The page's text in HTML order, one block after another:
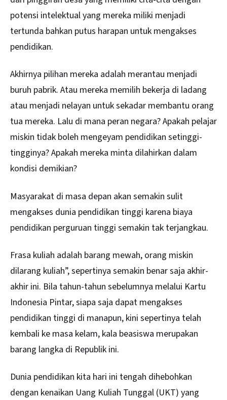
potensi intelektual yang mereka miliki menjadi
tertunda bahkan putus harapan untuk mengakses
pendidikan.
Akhirnya pilihan mereka adalah merantau menjadi
buruh pabrik. Atau mereka memilih bekerja di ladang
atau menjadi nelayan untuk sekadar membantu orang
tua mereka. Lalu di mana peran negara? Apakah pelajar
miskin tidak boleh mengeyam pendidikan setinggi-
tingginya? Apakah mereka minta dilahirkan dalam
kondisi demikian?
Masyarakat di masa depan akan semakin sulit
mengakses dunia pendidikan tinggi karena biaya
pendidikan perguruan tinggi semakin tak terjangkau.
Frasa kuliah adalah barang mewah, orang miskin
dilarang kuliah”, sepertinya semakin benar saja akhir-
akhir ini. Bila tahun-tahun sebelumnya melalui Kartu
Indonesia Pintar, siapa saja dapat mengakses
pendidikan tinggi di manapun, kini sepertinya telah
kembali ke masa kelam, kala beasiswa merupakan
barang langka di Republik ini.
Dunia pendidikan kita hari ini tengah dihebohkan
dengan kenaikan Uang Kuliah Tunggal (UKT) yang